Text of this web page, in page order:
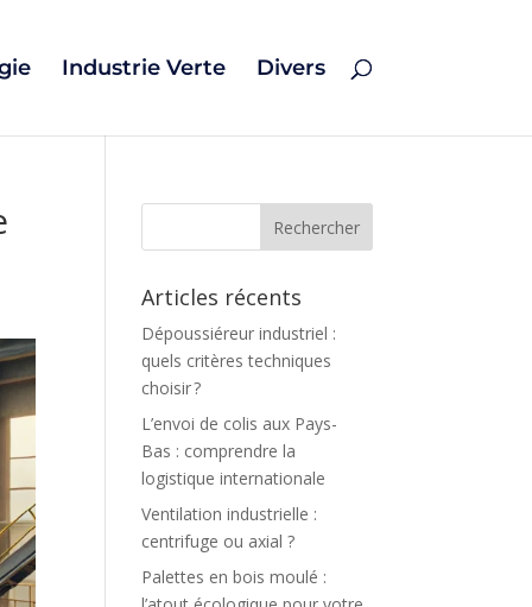
Industrie Verte Divers
Articles récents
Dépoussiéreur industriel :
quels critères techniques
choisir ?
L’envoi de colis aux Pays-
Bas : comprendre la
logistique internationale
Ventilation industrielle :
centrifuge ou axial ?
Palettes en bois moulé :